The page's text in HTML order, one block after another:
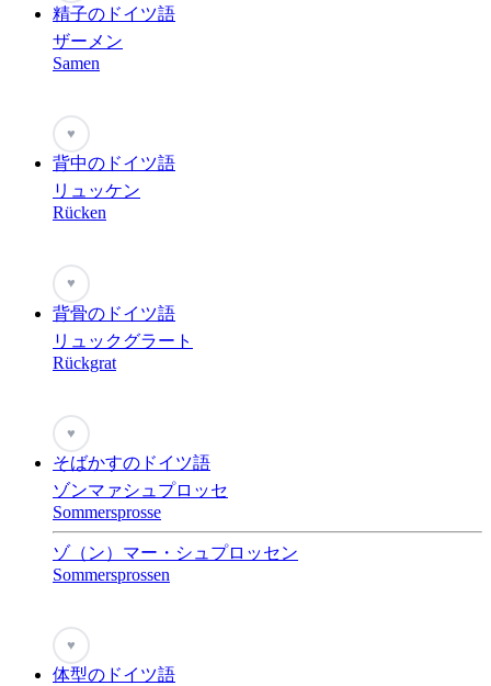
精子のドイツ語
ザーメン
Samen
♥
背中のドイツ語
リュッケン
Rücken
♥
背骨のドイツ語
リュックグラート
Rückgrat
♥
そばかすのドイツ語
ゾンマァシュプロッセ
Sommersprosse
ゾ（ン）マー・シュプロッセン
Sommersprossen
♥
体型のドイツ語